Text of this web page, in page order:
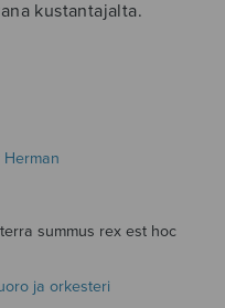
kustantajalta.
summus rex est hoc
ja orkesteri